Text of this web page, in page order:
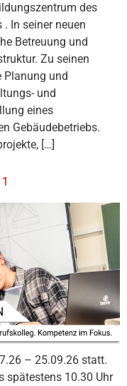
des
In seiner neuen
Betreuung und
Zu seinen
Planung und
und
eines
Gebäudebetriebs.
[…]
– 25.09.26 statt.
spätestens 10.30 Uhr